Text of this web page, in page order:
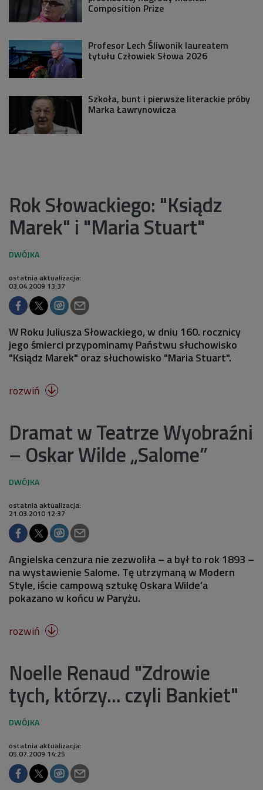
Composition Prize
Profesor Lech Śliwonik laureatem
tytułu Człowiek Słowa 2026
Szkoła, bunt i pierwsze literackie próby
Marka Ławrynowicza
Rok Słowackiego: "Ksiądz
Marek" i "Maria Stuart"
ostatnia aktualizacja:
03.04.2009 13:37
W Roku Juliusza Słowackiego, w dniu 160. rocznicy
jego śmierci przypominamy Państwu słuchowisko
"Ksiądz Marek" oraz słuchowisko "Maria Stuart".
rozwiń 
Dramat w Teatrze Wyobraźni
– Oskar Wilde „Salome”
ostatnia aktualizacja:
21.03.2010 12:37
Angielska cenzura nie zezwoliła – a był to rok 1893 –
na wystawienie Salome. Tę utrzymaną w Modern
Style, iście campową sztukę Oskara Wilde’a
pokazano w końcu w Paryżu.
rozwiń 
Noelle Renaud "Zdrowie
tych, którzy... czyli Bankiet"
ostatnia aktualizacja:
05.07.2009 14:25